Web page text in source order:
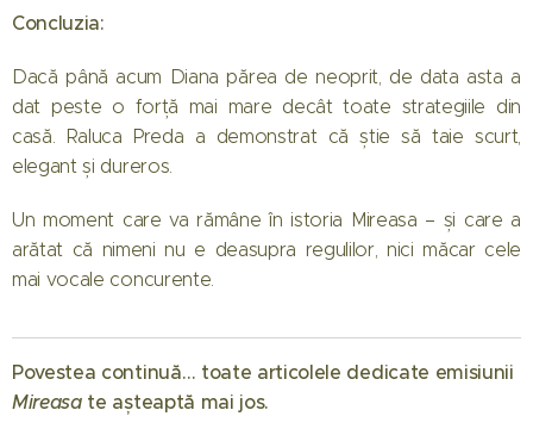
Concluzia:
Dacă până acum Diana părea de neoprit, de data asta a
dat peste o forță mai mare decât toate strategiile din
casă. Raluca Preda a demonstrat că știe să taie scurt,
elegant și dureros.
Un moment care va rămâne în istoria Mireasa – și care a
arătat că nimeni nu e deasupra regulilor, nici măcar cele
mai vocale concurente.
Povestea continuă… toate articolele dedicate emisiunii
Mireasate așteaptă mai jos. 💖
Când
începe
Mireasa